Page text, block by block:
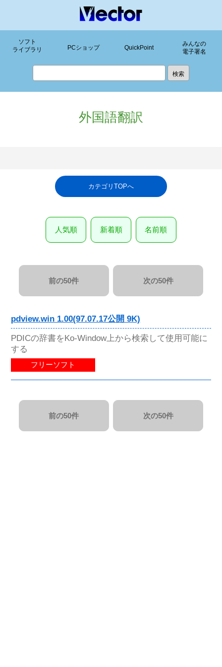
ソフト
ライブラリ
PCショップ QuickPoint
みんなの
電子署名
外国語翻訳
カテゴリTOPへ
人気順 新着順 名前順
前の50件 次の50件
pdview.win 1.00(97.07.17公開 9K)
PDICの辞書をKo-Window上から検索して使用可能に
する
フリーソフト
前の50件 次の50件